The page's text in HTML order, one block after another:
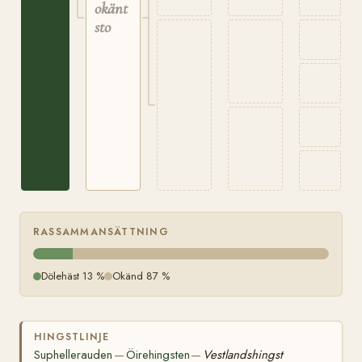
okänt
sto
RASSAMMANSÄTTNING
Dölehäst 13 % Okänd 87 %
HINGSTLINJE
Suphellerauden —Öirehingsten— Vestlandshingst